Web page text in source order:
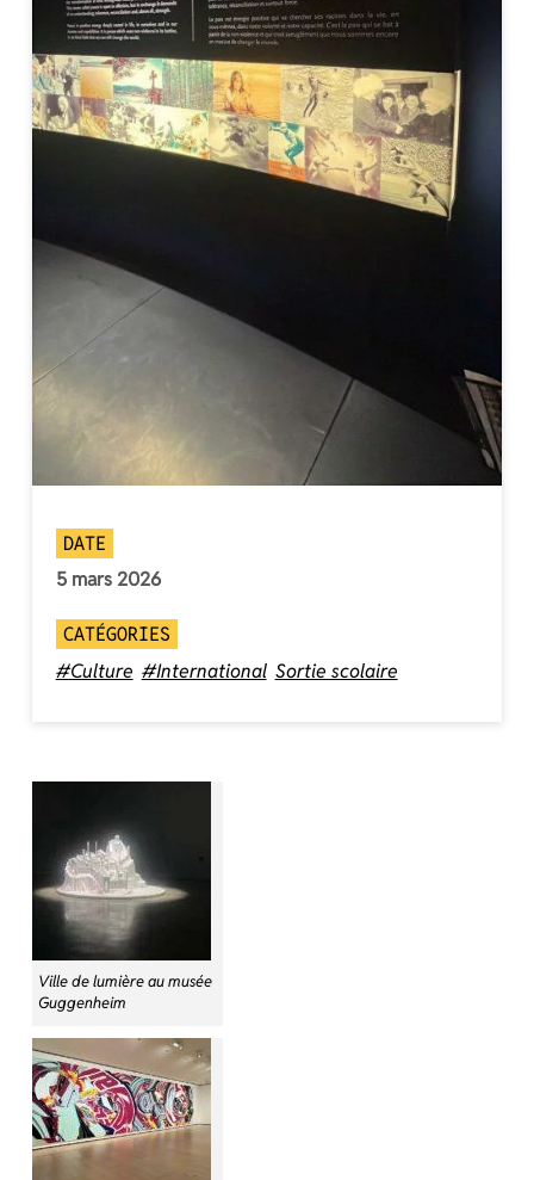
DATE
5 mars 2026
CATÉGORIES
#Culture #International Sortie scolaire
Ville de lumière au musée
Guggenheim